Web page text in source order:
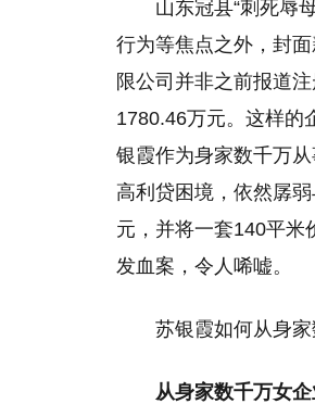
山东冠县“刺死辱
行为等焦点之外，封
限公司并非之前报道
1780.46万元。这样的
银霞作为身家数千万
高利贷困境，依然孱
元，并将一套140平米
发血案，令人唏嘘。
苏银霞如何从身
从身家数千万女